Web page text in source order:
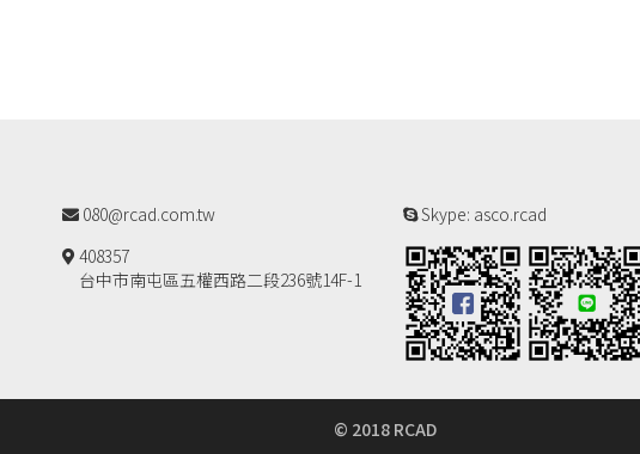
080@rcad.com.tw
408357
台中市南屯區五權西路二段236號14F-1
Skype: asco.rcad
© 2018 RCAD